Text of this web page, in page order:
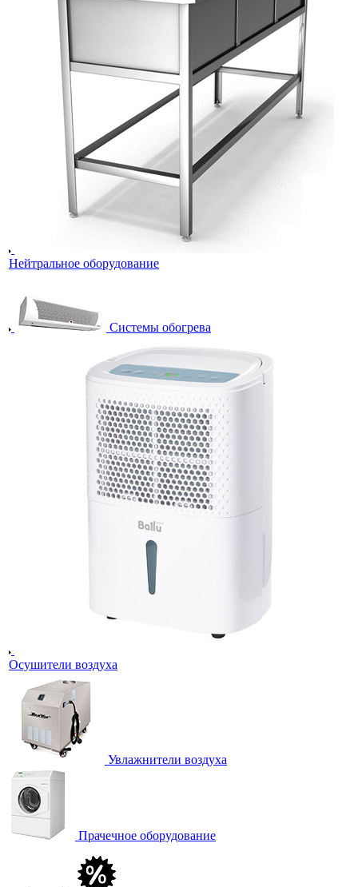
Нейтральное оборудование
Системы обогрева
Осушители воздуха
Увлажнители воздуха
Прачечное оборудование